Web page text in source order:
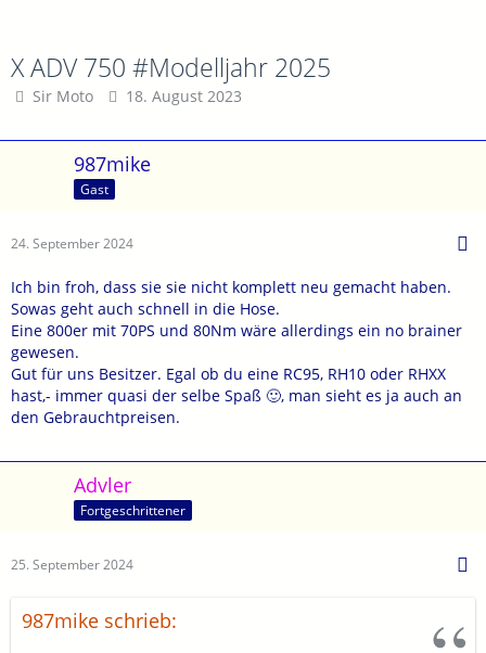
X ADV 750 #Modelljahr 2025
Sir Moto 18. August 2023
987mike
Gast
24. September 2024
Ich bin froh, dass sie sie nicht komplett neu gemacht haben.
Sowas geht auch schnell in die Hose.
Eine 800er mit 70PS und 80Nm wäre allerdings ein no brainer
gewesen.
Gut für uns Besitzer. Egal ob du eine RC95, RH10 oder RHXX
hast,- immer quasi der selbe Spaß 🙂, man sieht es ja auch an
den Gebrauchtpreisen.
Advler
Fortgeschrittener
25. September 2024
987mike schrieb: